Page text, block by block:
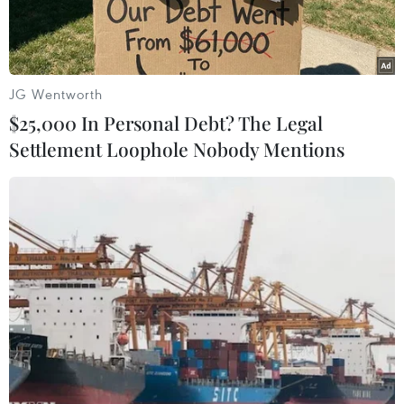
U21 tuyển chọn Việt Nam giành chức vô địch. (Nguồn: VFF)
U21 tuyển chọn Việt Nam đã trở thành nhà vô
địch giải U21 quốc tế Báo Thanh Niên sau khi
đánh bại U21 Myanmar sau loạt sút luân lưu
may rủi ở trận chung kết.
JG Wentworth
$25,000 In Personal Debt? The Legal
Settlement Loophole Nobody Mentions